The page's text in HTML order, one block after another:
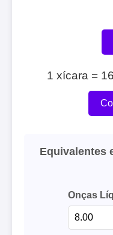
1 xícara =
Equivalentes
Onças